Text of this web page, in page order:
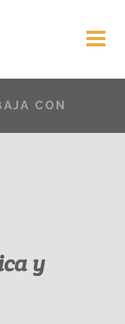
CON
y